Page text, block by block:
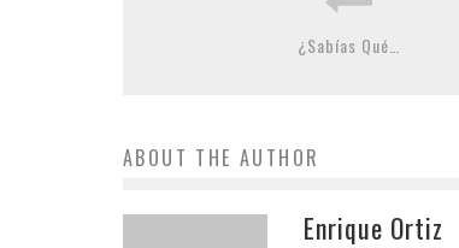
¿Sabías Qué…
ABOUT THE AUTHOR
Enrique Ortiz